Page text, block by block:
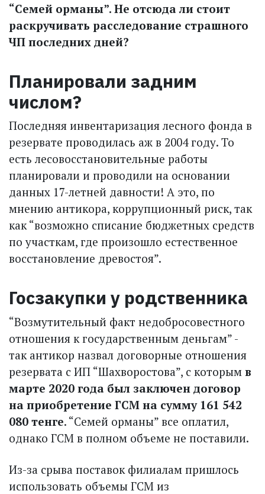
“Семей орманы”. Не отсюда ли стоит
раскручивать расследование страшного
ЧП последних дней?
Планировали задним
числом?
Последняя инвентаризация лесного фонда в
резервате проводилась аж в 2004 году. То
есть лесовосстановительные работы
планировали и проводили на основании
данных 17-летней давности! А это, по
мнению антикора, коррупционный риск, так
как “возможно списание бюджетных средств
по участкам, где произошло естественное
восстановление древостоя”.
Госзакупки у родственника
“Возмутительный факт недобросовестного
отношения к государственным деньгам” -
так антикор назвал договорные отношения
резервата с ИП “Шахворостова”, с которым в
марте 2020 года был заключен договор
на приобретение ГСМ на сумму 161 542
080 тенге. “Семей орманы” все оплатил,
однако ГСМ в полном объеме не поставили.
Из-за срыва поставок филиалам пришлось
использовать объемы ГСМ из